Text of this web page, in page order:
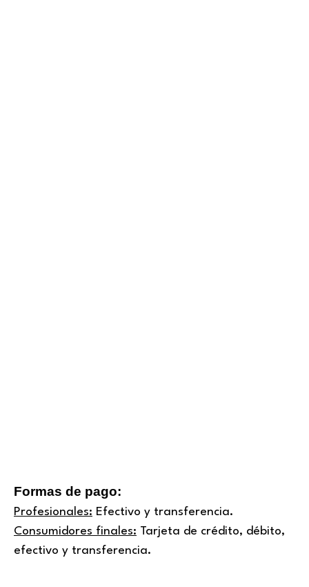
Formas de pago:
Profesionales: Efectivo y transferencia.
Consumidores finales: Tarjeta de crédito, débito,
efectivo y transferencia.